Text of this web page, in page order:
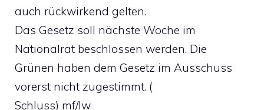
auch rückwirkend gelten.
Das Gesetz soll nächste Woche im
Nationalrat beschlossen werden. Die
Grünen haben dem Gesetz im Ausschuss
vorerst nicht zugestimmt. (
Schluss) mf/lw